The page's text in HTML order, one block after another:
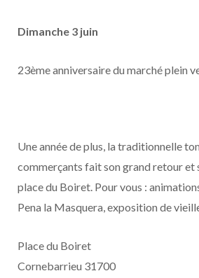
Dimanche 3 juin
23ème anniversaire du marché plein
Une année de plus, la traditionnelle
commerçants fait son grand retour et
place du Boiret. Pour vous :
Pena la Masquera, exposition de
Place du Boiret
Cornebarrieu 31700